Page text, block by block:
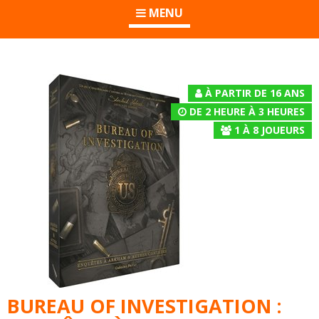
MENU
À PARTIR DE 16 ANS
DE 2 HEURE À 3 HEURES
1 À 8 JOUEURS
BUREAU OF INVESTIGATION :